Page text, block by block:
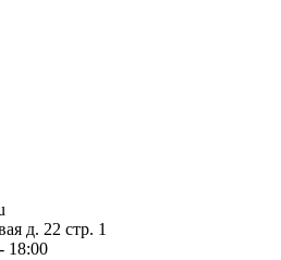
д. 22 стр. 1
18:00